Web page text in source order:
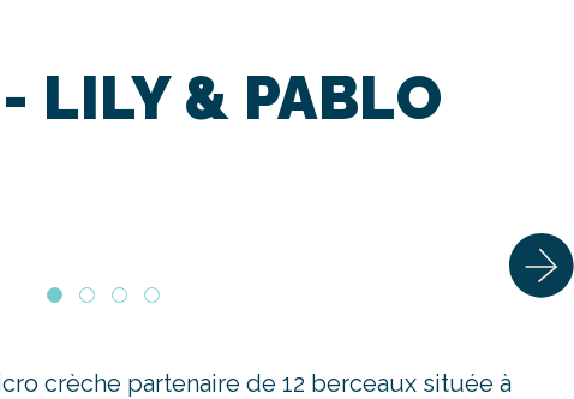
LILY & PABLO
crèche partenaire de 12 berceaux située à